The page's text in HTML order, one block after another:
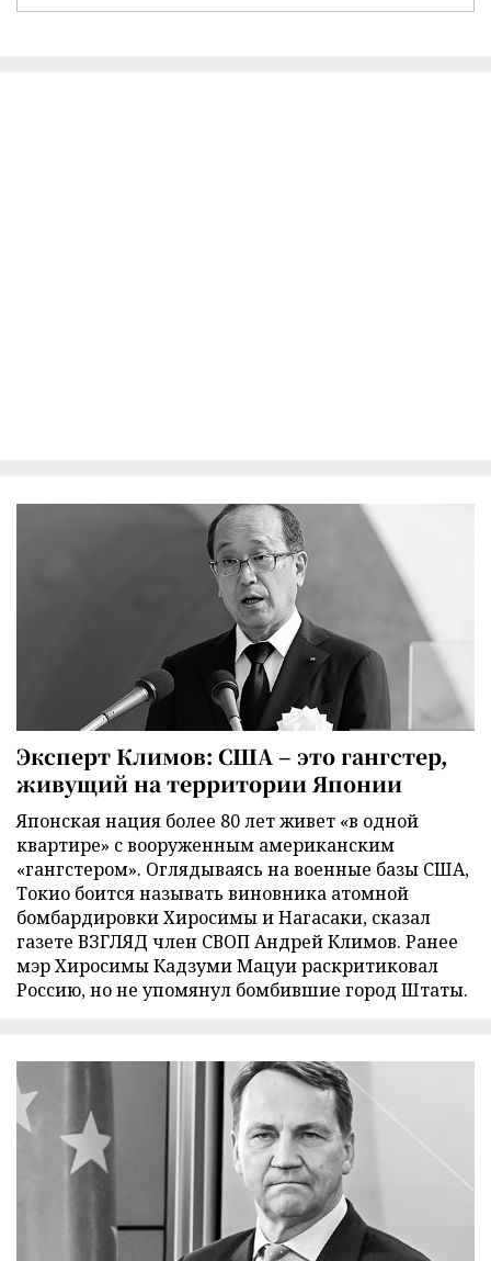
Эксперт Климов: США – это гангстер,
живущий на территории Японии
Японская нация более 80 лет живет «в одной
квартире» с вооруженным американским
«гангстером». Оглядываясь на военные базы США,
Токио боится называть виновника атомной
бомбардировки Хиросимы и Нагасаки, сказал
газете ВЗГЛЯД член СВОП Андрей Климов. Ранее
мэр Хиросимы Кадзуми Мацуи раскритиковал
Россию, но не упомянул бомбившие город Штаты.